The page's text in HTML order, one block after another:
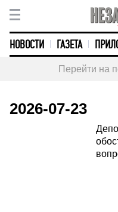
НОВОСТИ ГАЗЕТА
Перейти на
2026-07-23